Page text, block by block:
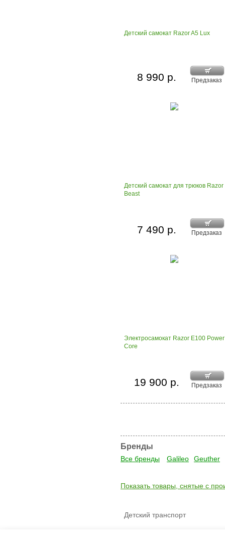
Детский самокат Razor A5 Lux
Предзаказ
8 990 р.
Детский самокат для трюков Razor
Beast
Предзаказ
7 490 р.
Электросамокат Razor E100 Power
Core
Предзаказ
19 900 р.
Бренды
Все бренды Galileo Geuther
Показать товары, снятые с
Детский транспорт